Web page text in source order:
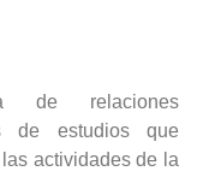
de relaciones
de estudios que
actividades de la